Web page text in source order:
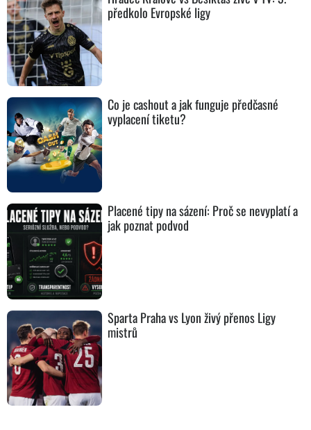
předkolo Evropské ligy
Co je cashout a jak funguje předčasné
vyplacení tiketu?
Placené tipy na sázení: Proč se nevyplatí a
jak poznat podvod
Sparta Praha vs Lyon živý přenos Ligy
mistrů